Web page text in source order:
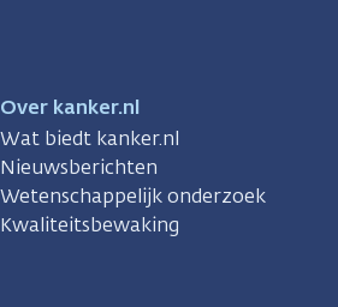
Over kanker.nl
Wat biedt kanker.nl
Nieuwsberichten
Wetenschappelijk onderzoek
Kwaliteitsbewaking